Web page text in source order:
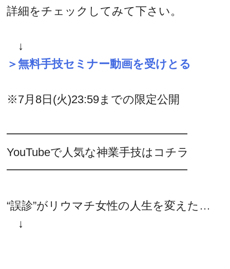
詳細をチェックしてみて下さい。
↓
＞無料手技セミナー動画を受けとる
※7月8日(火)23:59までの限定公開
━━━━━━━━━━━━━━━━
YouTubeで人気な神業手技はコチラ
━━━━━━━━━━━━━━━━
“誤診”がリウマチ女性の人生を変えた…
↓